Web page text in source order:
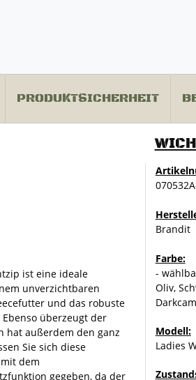
PRODUKTSICHERHEIT
ist eine ideale
unverzichtbaren
und das robuste
überzeugt der
hat außerdem den ganz
Sie sich diese
dem
gegeben, da der
Brandit
Farbe:
-
Oliv,
Modell:
Ladies